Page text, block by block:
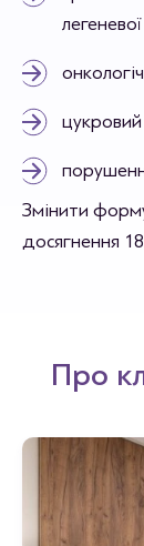
цукровий
Змінити
досягнення
Про